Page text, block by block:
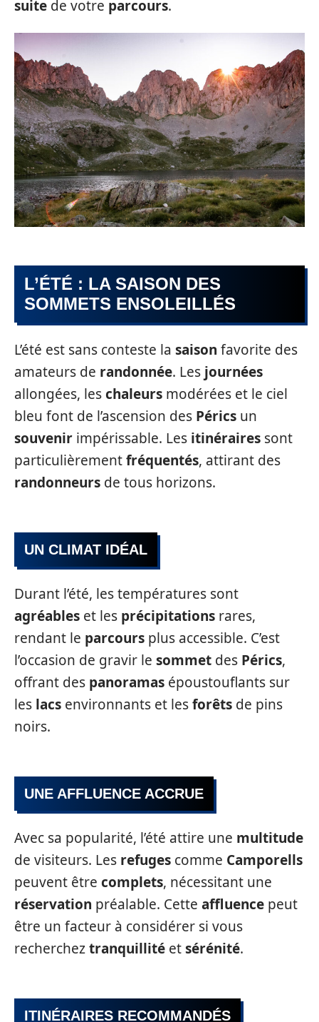
suite de votre parcours.
L’ÉTÉ : LA SAISON DES
SOMMETS ENSOLEILLÉS
L’été est sans conteste la saison favorite des
amateurs de randonnée. Les journées
allongées, leschaleurs modérées et le ciel
bleu font de l’ascension des Pérics un
souvenir impérissable. Les itinéraires sont
particulièrementfréquentés, attirant des
randonneurs de tous horizons.
UN CLIMAT IDÉAL
Durant l’été, les températures sont
agréables et les précipitations rares,
rendant le parcours plus accessible. C’est
l’occasion de gravir le sommet des Pérics,
offrant des panoramas époustouflants sur
les lacs environnants et lesforêts de pins
noirs.
UNE AFFLUENCE ACCRUE
Avec sa popularité, l’été attire une multitude
de visiteurs. Les refuges comme Camporells
peuvent être complets, nécessitant une
réservation préalable. Cette affluence peut
être un facteur à considérer si vous
rechercheztranquillité etsérénité.
ITINÉRAIRES RECOMMANDÉS